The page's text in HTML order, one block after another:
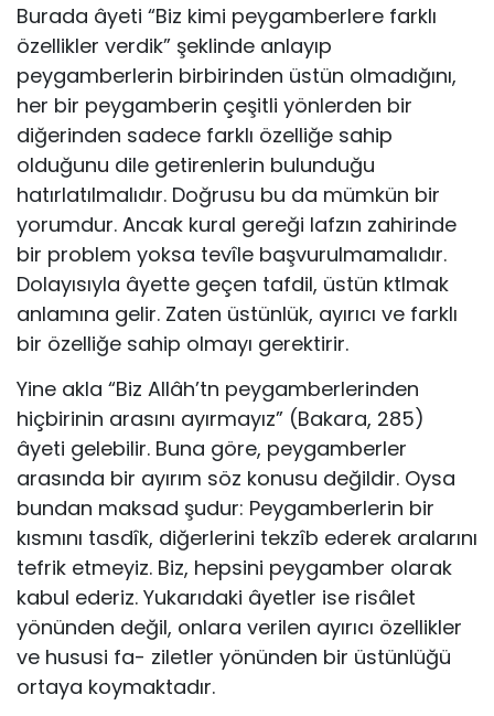
Burada âyeti “Biz kimi peygamberlere farklı
özellikler verdik” şek­linde anlayıp
peygamberlerin birbirinden üstün olmadığını,
her bir pey­gamberin çeşitli yönlerden bir
diğerinden sadece farklı özelliğe sahip
olduğunu dile getirenlerin bulunduğu
hatırlatılmalıdır. Doğrusu bu da mümkün bir
yorumdur. Ancak kural gereği lafzın zahirinde
bir prob­lem yoksa tevîle başvurulmamalıdır.
Dolayısıyla âyette geçen tafdil, üstün ktlmak
anlamına gelir. Zaten üstünlük, ayırıcı ve farklı
bir özel­liğe sahip olmayı gerektirir.
Yine akla “Biz Allâh’tn peygamberlerinden
hiçbirinin arasını ayır­mayız” (Bakara, 285)
âyeti gelebilir. Buna göre, peygamberler
arasında bir ayırım söz konusu değildir. Oysa
bundan maksad şudur: Peygam­berlerin bir
kısmını tasdîk, diğerlerini tekzîb ederek aralarını
tefrik et­meyiz. Biz, hepsini peygamber olarak
kabul ederiz. Yukarıdaki âyetler ise risâlet
yönünden değil, onlara verilen ayırıcı özellikler
ve hususi fa- ziletler yönünden bir üstünlüğü
ortaya koymaktadır.